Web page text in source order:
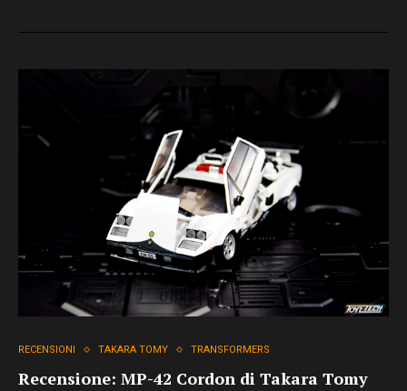
RECENSIONI TAKARA TOMY TRANSFORMERS
Recensione: MP-42 Cordon di Takara Tomy